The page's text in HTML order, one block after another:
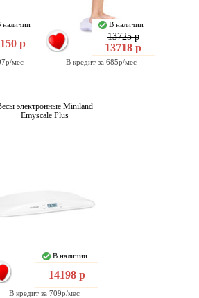
наличии
р
мес
В наличии
13725 р
13718 р
В кредит за 685р/мес
электронные Miniland
Emyscale Plus
В наличии
14198 р
В кредит за 709р/мес